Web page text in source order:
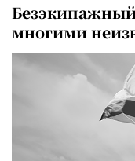
Безэкипажный
многими